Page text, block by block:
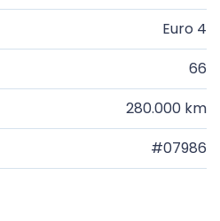
Euro 4
66
280.000 km
#07986